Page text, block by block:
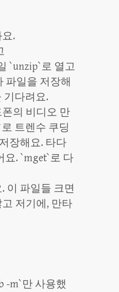
.
`unzip`로 열고
파일을 저장해
기다려요.
의 비디오 만
트렌수 쿠딩
장해요. 타다
요. `mget`로 다
이 파일들 크면
저기에, 만타
-m`만 사용했